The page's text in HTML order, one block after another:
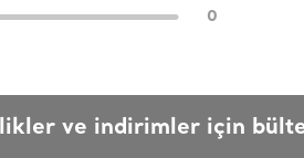
0
ve indirimler için